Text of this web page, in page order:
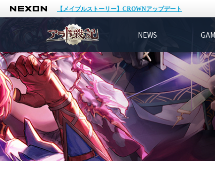
NEXON
【メイプルストーリー】CROWNアップデート
NEWS